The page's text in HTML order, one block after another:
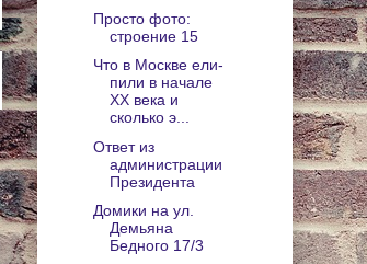
Просто фото:
строение 15
Что в Москве ели-
пили в начале
ХХ века и
сколько э...
Ответ из
администрации
Президента
Домики на ул.
Демьяна
Бедного 17/3